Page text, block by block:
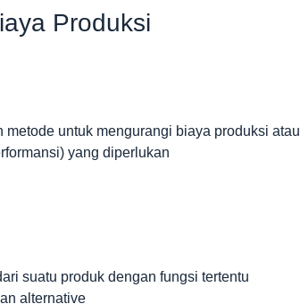
Produksi
untuk mengurangi biaya produksi atau
yang diperlukan
suatu produk dengan fungsi tertentu
alternative